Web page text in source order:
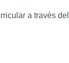
a través